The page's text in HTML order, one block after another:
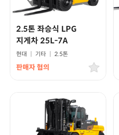
2.5톤 좌승식 LPG
지게차 25L-7A
현대 | 기타 | 2.5톤
판매자 협의